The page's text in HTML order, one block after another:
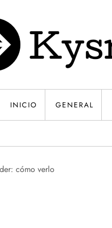
INICIO GENERAL